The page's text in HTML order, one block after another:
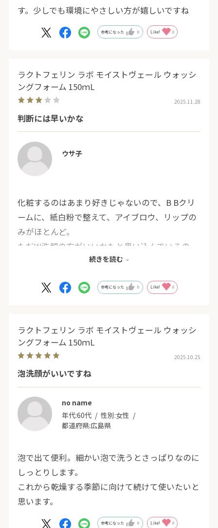
す。少しでも環境にやさしい方が嬉しいですね
参考になった 0 Like! 0
ラクトフェリン ラボ モイストヴェール ウォッシ
ングフォーム 150ｍL
2025.11.28
判断には早いかな
ウサ子
化粧するのはあまり好きじゃないので、B Bクリ
ームに、紙白粉で整えて、アイブロウ、リップの
みがほとんど。
ただW洗顔の方がいいかもと思い込んでいるの
で、乾いた状態で1回、濡れた状態で2回目と数日
止。特に口周りの乾燥が酷くなりました。
続きを読む
参考になった 0 Like! 0
ラクトフェリン ラボ モイストヴェール ウォッシ
ングフォーム 150ｍL
2025.10.25
泡洗顔がいいですね
no name
年代:60代 性別:女性
都道府県:広島県
泡で出て便利。細かい泡で洗うとさっぱりなのに
しっとりします。
これから乾燥する季節に向けて続けて使いたいと
思います。
参考になった 0 Like! 0